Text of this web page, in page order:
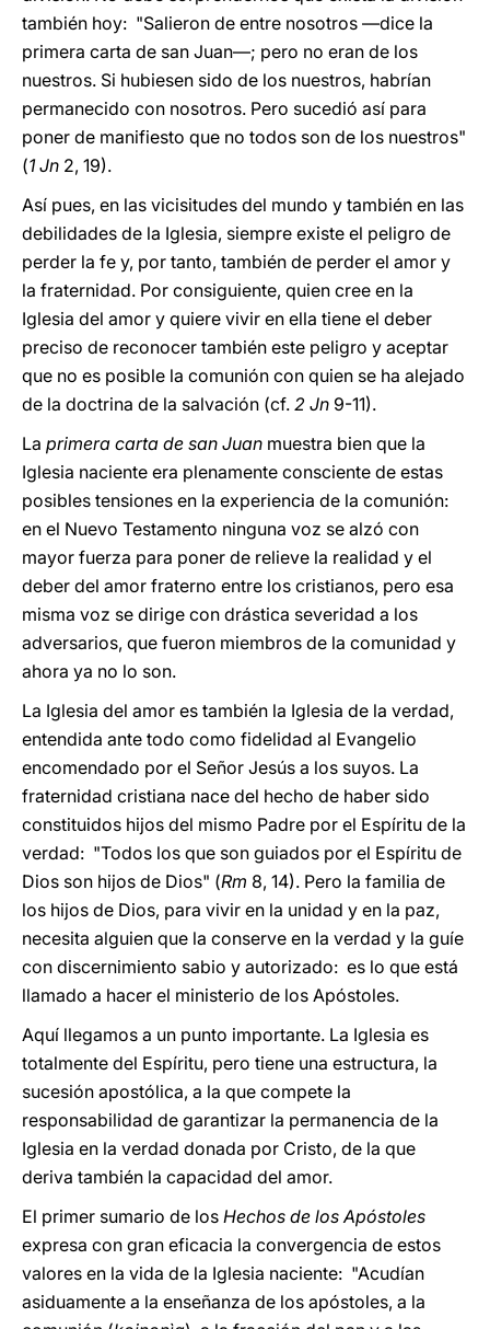
también hoy: "Salieron de entre nosotros —dice la
primera carta de san Juan—; pero no eran de los
nuestros. Si hubiesen sido de los nuestros, habrían
permanecido con nosotros. Pero sucedió así para
poner de manifiesto que no todos son de los nuestros"
(1 Jn 2, 19).
Así pues, en las vicisitudes del mundo y también en las
debilidades de la Iglesia, siempre existe el peligro de
perder la fe y, por tanto, también de perder el amor y
la fraternidad. Por consiguiente, quien cree en la
Iglesia del amor y quiere vivir en ella tiene el deber
preciso de reconocer también este peligro y aceptar
que no es posible la comunión con quien se ha alejado
de la doctrina de la salvación (cf. 2 Jn 9-11).
La primera carta de san Juan muestra bien que la
Iglesia naciente era plenamente consciente de estas
posibles tensiones en la experiencia de la comunión:
en el Nuevo Testamento ninguna voz se alzó con
mayor fuerza para poner de relieve la realidad y el
deber del amor fraterno entre los cristianos, pero esa
misma voz se dirige con drástica severidad a los
adversarios, que fueron miembros de la comunidad y
ahora ya no lo son.
La Iglesia del amor es también la Iglesia de la verdad,
entendida ante todo como fidelidad al Evangelio
encomendado por el Señor Jesús a los suyos. La
fraternidad cristiana nace del hecho de haber sido
constituidos hijos del mismo Padre por el Espíritu de la
verdad: "Todos los que son guiados por el Espíritu de
Dios son hijos de Dios" (Rm 8, 14). Pero la familia de
los hijos de Dios, para vivir en la unidad y en la paz,
necesita alguien que la conserve en la verdad y la guíe
con discernimiento sabio y autorizado: es lo que está
llamado a hacer el ministerio de los Apóstoles.
Aquí llegamos a un punto importante. La Iglesia es
totalmente del Espíritu, pero tiene una estructura, la
sucesión apostólica, a la que compete la
responsabilidad de garantizar la permanencia de la
Iglesia en la verdad donada por Cristo, de la que
deriva también la capacidad del amor.
El primer sumario de los Hechos de los Apóstoles
expresa con gran eficacia la convergencia de estos
valores en la vida de la Iglesia naciente: "Acudían
asiduamente a la enseñanza de los apóstoles, a la